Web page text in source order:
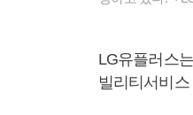
LG유플러스
빌리티서비